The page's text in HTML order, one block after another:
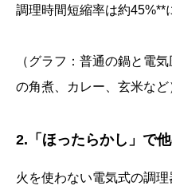
調理時間短縮率は約45%**
（グラフ：普通の鍋と電
の角煮、カレー、玄米など
2.「ほったらかし」で
火を使わない電気式の調